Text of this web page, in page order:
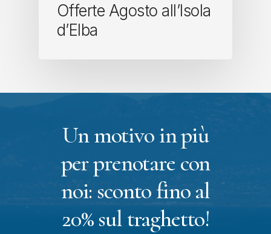
Offerte Agosto all’Isola
d’Elba
Un motivo in più
per prenotare con
noi: sconto fino al
20% sul traghetto!